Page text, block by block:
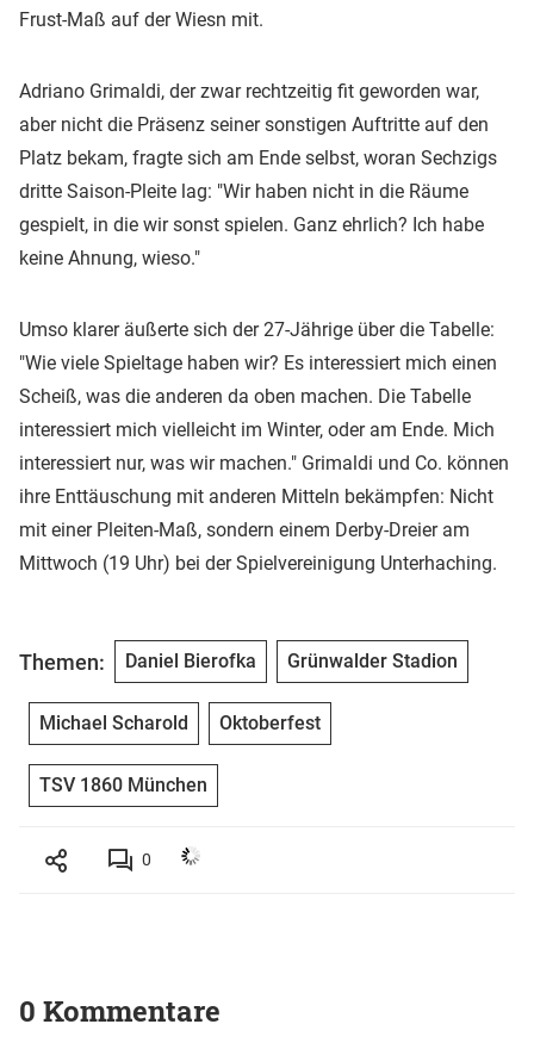
Frust-Maß auf der Wiesn mit.
Adriano Grimaldi, der zwar rechtzeitig fit geworden war,
aber nicht die Präsenz seiner sonstigen Auftritte auf den
Platz bekam, fragte sich am Ende selbst, woran Sechzigs
dritte Saison-Pleite lag: "Wir haben nicht in die Räume
gespielt, in die wir sonst spielen. Ganz ehrlich? Ich habe
keine Ahnung, wieso."
Umso klarer äußerte sich der 27-Jährige über die Tabelle:
"Wie viele Spieltage haben wir? Es interessiert mich einen
Scheiß, was die anderen da oben machen. Die Tabelle
interessiert mich vielleicht im Winter, oder am Ende. Mich
interessiert nur, was wir machen." Grimaldi und Co. können
ihre Enttäuschung mit anderen Mitteln bekämpfen: Nicht
mit einer Pleiten-Maß, sondern einem Derby-Dreier am
Mittwoch (19 Uhr) bei der Spielvereinigung Unterhaching.
Themen: Daniel Bierofka Grünwalder Stadion
Michael Scharold Oktoberfest
TSV 1860 München
0
0 Kommentare